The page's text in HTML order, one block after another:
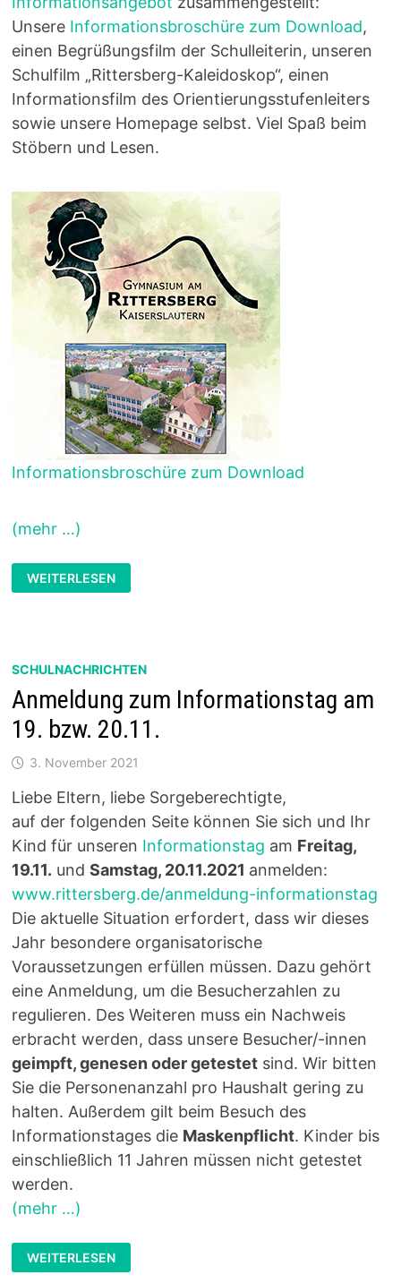
Unsere Informationsbroschüre zum Download,
einen Begrüßungsfilm der Schulleiterin, unseren
Schulfilm „Rittersberg-Kaleidoskop“, einen
Informationsfilm des Orientierungsstufenleiters
sowie unsere Homepage selbst. Viel Spaß beim
Stöbern und Lesen.
Informationsbroschüre zum Download
(mehr …)
INFORMATIONSANGEBOT
ONLINE
WEITERLESEN
SCHULNACHRICHTEN
Anmeldung zum Informationstag am
19. bzw. 20.11.
3. November 2021
Liebe Eltern, liebe Sorgeberechtigte,
auf der folgenden Seite können Sie sich und Ihr
Kind für unseren Informationstag am Freitag,
19.11. undSamstag, 20.11.2021 anmelden:
www.rittersberg.de/anmeldung-informationstag
Die aktuelle Situation erfordert, dass wir dieses
Jahr besondere organisatorische
Voraussetzungen erfüllen müssen. Dazu gehört
eine Anmeldung, um die Besucherzahlen zu
regulieren. Des Weiteren muss ein Nachweis
erbracht werden, dass unsere Besucher/-innen
geimpft, genesen oder getestet sind. Wir bitten
Sie die Personenanzahl pro Haushalt gering zu
halten. Außerdem gilt beim Besuch des
Informationstages die Maskenpflicht. Kinder bis
einschließlich 11 Jahren müssen nicht getestet
werden.
(mehr …)
ANMELDUNG
ZUM
INFORMATIONSTAG
WEITERLESEN